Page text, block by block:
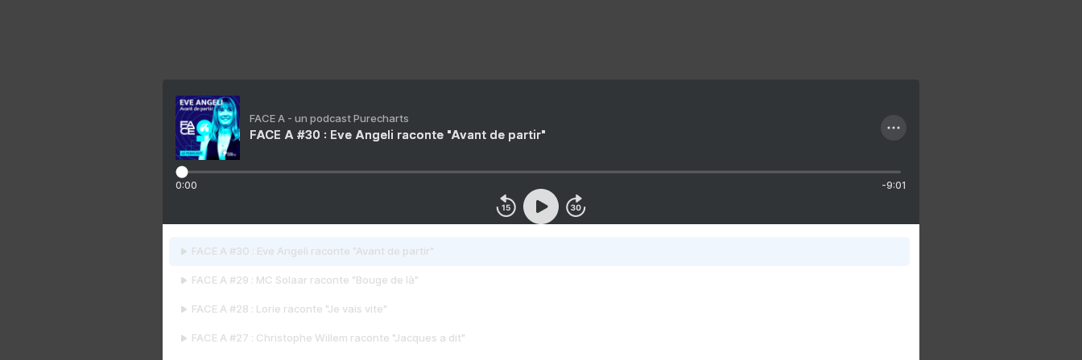
FACE A - un podcast Purecharts
FACE A #30 : Eve Angeli raconte "Avant de partir"
0:00 -9:01
FACE A #30 : Eve Angeli raconte "Avant de partir"
FACE A #29 : MC Solaar raconte "Bouge de là"
FACE A #28 : Lorie raconte "Je vais vite"
FACE A #27 : Christophe Willem raconte "Jacques a dit"